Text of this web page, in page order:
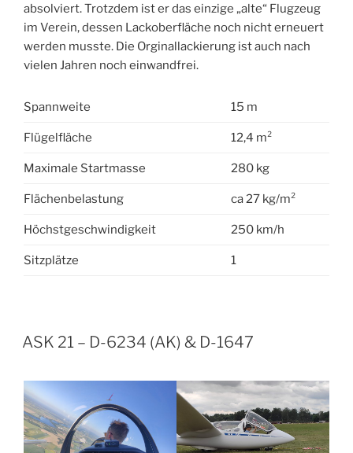
absolviert. Trotzdem ist er das einzige „alte“ Flugzeug
im Verein, dessen Lackoberfläche noch nicht erneuert
werden musste. Die Orginallackierung ist auch nach
vielen Jahren noch einwandfrei.
Spannweite 15 m
Flügelfläche 12,4 m²
Maximale Startmasse 280 kg
Flächenbelastung ca 27 kg/m²
Höchstgeschwindigkeit 250 km/h
Sitzplätze 1
VERÖFFENTLICHT
AM
ASK 21 – D-6234 (AK) & D-1647